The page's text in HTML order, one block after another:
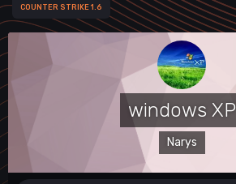
COUNTER STRIKE 1.6
windows XP
Narys